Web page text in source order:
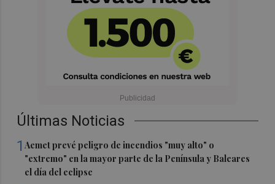
Últimas Noticias
1Aemet prevé peligro de incendios "muy alto" o
"extremo" en la mayor parte de la Península y Baleares
el día del eclipse